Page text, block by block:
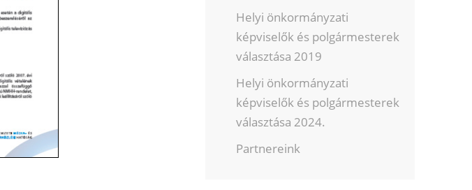
Helyi önkormányzati
képviselők és polgármesterek
választása 2019
Helyi önkormányzati
képviselők és polgármesterek
választása 2024.
Partnereink